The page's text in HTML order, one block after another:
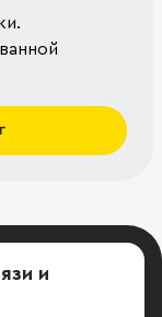
и